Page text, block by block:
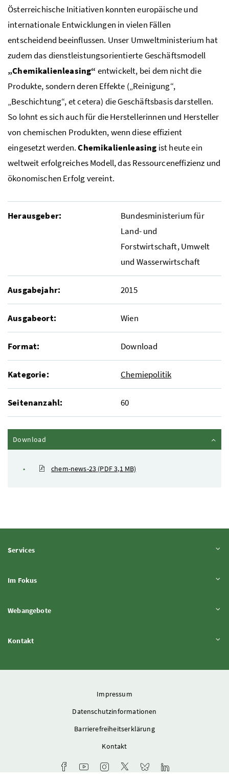
Österreichische Initiativen konnten europäische und
internationale Entwicklungen in vielen Fällen
entscheidend beeinflussen. Unser Umweltministerium hat
zudem das dienstleistungsorientierte Geschäftsmodell
„Chemikalienleasing“ entwickelt, bei dem nicht die
Produkte, sondern deren Effekte („Reinigung“,
„Beschichtung“, et cetera) die Geschäftsbasis darstellen.
So lohnt es sich auch für die Herstellerinnen und Hersteller
von chemischen Produkten, wenn diese effizient
eingesetzt werden.Chemikalienleasing ist heute ein
weltweit erfolgreiches Modell, das Ressourceneffizienz und
ökonomischen Erfolg vereint.
Herausgeber:
Bundesministerium für
Land- und
Forstwirtschaft, Umwelt
und Wasserwirtschaft
Ausgabejahr: 2015
Ausgabeort: Wien
Format: Download
Kategorie: Chemiepolitik
Seitenanzahl: 60
Download
chem-news-23 (PDF 3,1 MB)
ServicesInhalt aufklappen
Im FokusInhalt aufklappen
WebangeboteInhalt aufklappen
KontaktInhalt aufklappen
Impressum
Datenschutzinformationen
Barrierefreiheitserklärung
Kontakt
Facebook-Kanal des Ministeriums
Youtube-Kanal des Bundesministeriums
Instagram-Auftritt des Ministeriums
X-Account des Ministeriums
Bluesky-Account des